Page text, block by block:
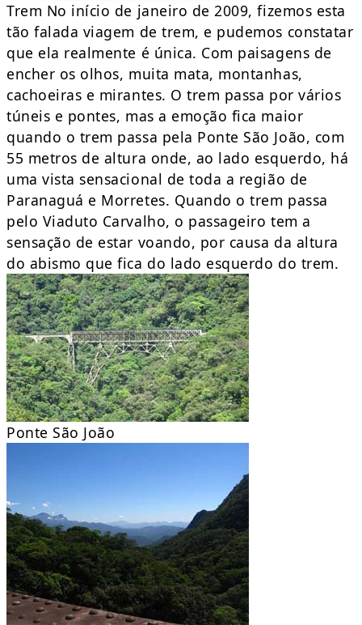
Trem No início de janeiro de 2009, fizemos esta
tão falada viagem de trem, e pudemos constatar
que ela realmente é única. Com paisagens de
encher os olhos, muita mata, montanhas,
cachoeiras e mirantes. O trem passa por vários
túneis e pontes, mas a emoção fica maior
quando o trem passa pela Ponte São João, com
55 metros de altura onde, ao lado esquerdo, há
uma vista sensacional de toda a região de
Paranaguá e Morretes. Quando o trem passa
pelo Viaduto Carvalho, o passageiro tem a
sensação de estar voando, por causa da altura
do abismo que fica do lado esquerdo do trem.
Ponte São João